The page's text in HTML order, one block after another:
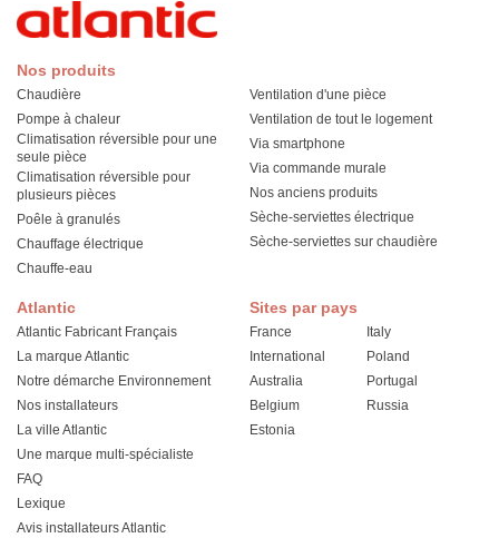
Atlantic
Atlantic Fabricant Français
La marque Atlantic
Notre démarche Environnement
Nos installateurs
La ville Atlantic
Une marque multi-spécialiste
FAQ
Lexique
Avis installateurs Atlantic
Nos produits
Chaudière
Pompe à chaleur
Climatisation réversible pour une
seule pièce
Climatisation réversible pour
plusieurs pièces
Poêle à granulés
Chauffage électrique
Chauffe-eau
Ventilation d'une pièce
Ventilation de tout le logement
Via smartphone
Via commande murale
Nos anciens produits
Sèche-serviettes électrique
Sèche-serviettes sur chaudière
Sites par pays
France
International
Australia
Belgium
Estonia
Italy
Poland
Portugal
Russia